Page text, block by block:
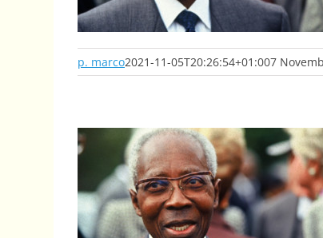
p. marco2021-11-05T20:26:54+01:007